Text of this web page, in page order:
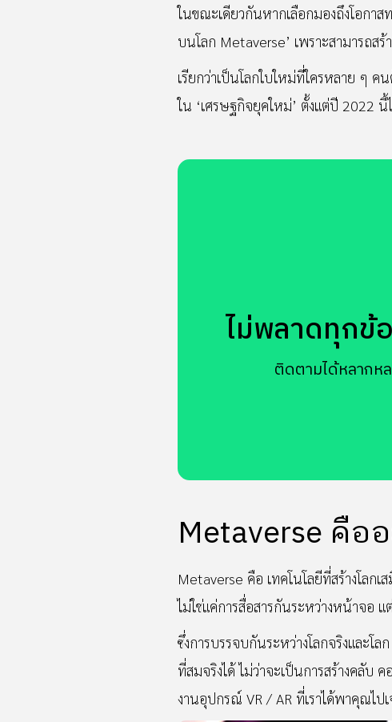
ในขณะเดียวกันหากเลือกมองถึงโอกาส
บนโลก Metaverse’ เพราะสามารถสร้
เรียกว่าเป็นโลกใบใหม่ที่ใครหลาย ๆ ค
ใน ‘เศรษฐกิจยุคใหม่’ ตั้งแต่ปี 2022
ไม่พลาดทุกข้
ติดตามได้หลากห
Metaverse คือ
Metaverse คือ เทคโนโลยีที่สร้างโลก
ไม่ใช่แค่การสื่อสารกันระหว่างหน้าจอ
ซึ่งการบรรจบกันระหว่างโลกจริงและโ
ที่สมจริงได้ ไม่ว่าจะเป็นการสร้างคลั
งานอุปกรณ์ VR / AR ที่เราได้พาคุณไป